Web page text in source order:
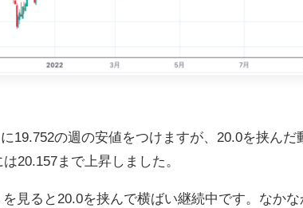
19.752の週の安値をつけますが、20.0を挟んだ
20.157まで上昇しました。
見ると20.0を挟んで横ばい継続中です。なかな